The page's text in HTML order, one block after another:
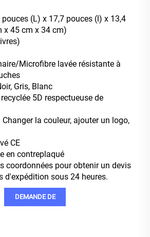
(L) x 17,7 pouces (l) x 13,4
x 45 cm x 34 cm)
Microfibre lavée résistante à
Gris, Blanc
5D respectueuse de
la couleur, ajouter un logo,
CE
en contreplaqué
coordonnées pour obtenir un devis
d'expédition sous 24 heures.
DEMANDE DE